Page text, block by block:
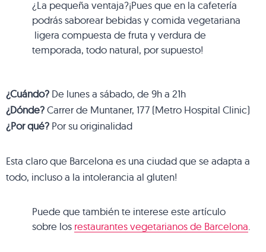
¿La pequeña ventaja?¡Pues que en la cafetería
podrás saborear bebidas y comida vegetariana
ligera compuesta de fruta y verdura de
temporada, todo natural, por supuesto!
¿Cuándo? De lunes a sábado, de 9h a 21h
¿Dónde?Carrer de Muntaner, 177 (Metro Hospital Clinic)
¿Por qué? Por su originalidad
Esta claro que Barcelona es una ciudad que se adapta a
todo, incluso a la intolerancia al gluten!
Puede que también te interese este artículo
sobre los restaurantes vegetarianos de Barcelona.